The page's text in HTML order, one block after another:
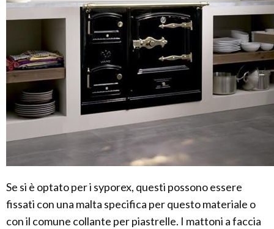
Se si è optato per i syporex, questi possono essere
fissati con una malta specifica per questo materiale o
con il comune collante per piastrelle. I mattoni a faccia